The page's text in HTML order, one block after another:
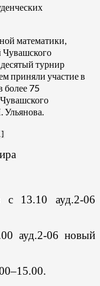
математики,
турнир
приняли участие в
более 75
Ульянова.
с 13.10 ауд.2-06
ауд.2-06 новый